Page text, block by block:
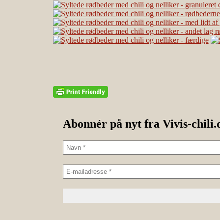
Abonnér på nyt fra Vivis-